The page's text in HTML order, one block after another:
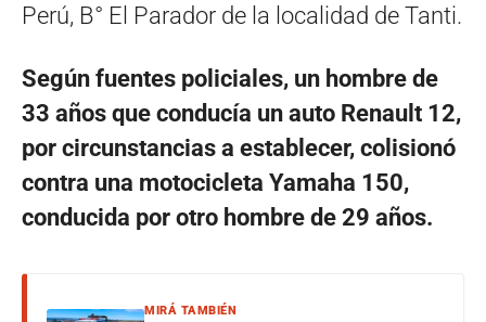
Perú, B° El Parador de la localidad de Tanti.
Según fuentes policiales, un hombre de
33 años que conducía un auto Renault 12,
por circunstancias a establecer, colisionó
contra una motocicleta Yamaha 150,
conducida por otro hombre de 29 años.
MIRÁ TAMBIÉN